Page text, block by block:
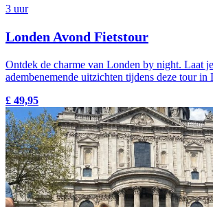
3 uur
Londen Avond Fietstour
Ontdek de charme van Londen by night. Laat
adembenemende uitzichten tijdens deze tour in
£ 49,95